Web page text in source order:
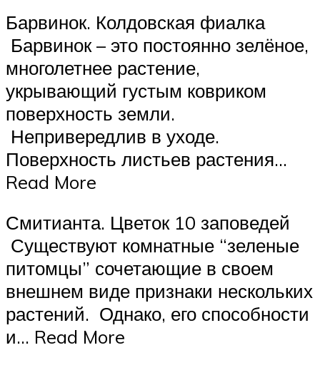
Барвинок. Колдовская фиалка
Барвинок – это постоянно зелёное,
многолетнее растение,
укрывающий густым ковриком
поверхность земли.
Непривередлив в уходе.
Поверхность листьев растения…
Read More
Смитианта. Цветок 10 заповедей
Существуют комнатные “зеленые
питомцы” сочетающие в своем
внешнем виде признаки нескольких
растений. Однако, его способности
и… Read More